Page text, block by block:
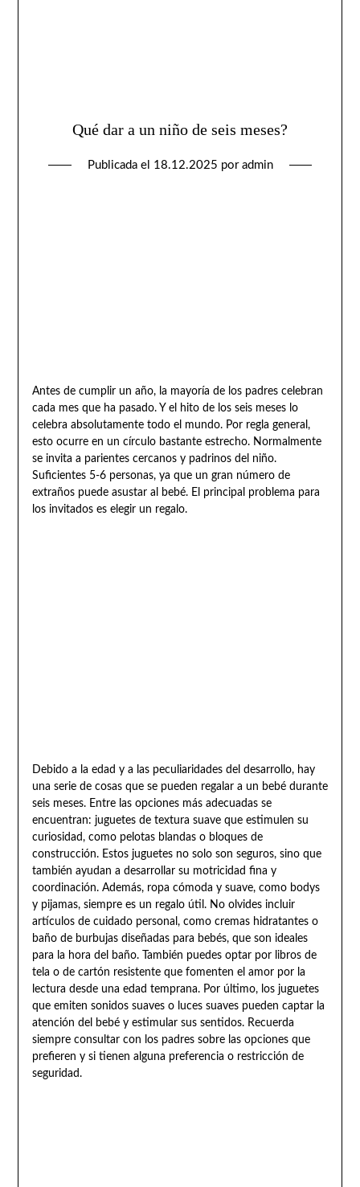
Qué dar a un niño de seis meses?
Publicada el 18.12.2025 por admin
Antes de cumplir un año, la mayoría de los padres celebran
cada mes que ha pasado. Y el hito de los seis meses lo
celebra absolutamente todo el mundo. Por regla general,
esto ocurre en un círculo bastante estrecho. Normalmente
se invita a parientes cercanos y padrinos del niño.
Suficientes 5-6 personas, ya que un gran número de
extraños puede asustar al bebé. El principal problema para
los invitados es elegir un regalo.
Debido a la edad y a las peculiaridades del desarrollo, hay
una serie de cosas que se pueden regalar a un bebé durante
seis meses. Entre las opciones más adecuadas se
encuentran: juguetes de textura suave que estimulen su
curiosidad, como pelotas blandas o bloques de
construcción. Estos juguetes no solo son seguros, sino que
también ayudan a desarrollar su motricidad fina y
coordinación. Además, ropa cómoda y suave, como bodys
y pijamas, siempre es un regalo útil. No olvides incluir
artículos de cuidado personal, como cremas hidratantes o
baño de burbujas diseñadas para bebés, que son ideales
para la hora del baño. También puedes optar por libros de
tela o de cartón resistente que fomenten el amor por la
lectura desde una edad temprana. Por último, los juguetes
que emiten sonidos suaves o luces suaves pueden captar la
atención del bebé y estimular sus sentidos. Recuerda
siempre consultar con los padres sobre las opciones que
prefieren y si tienen alguna preferencia o restricción de
seguridad.